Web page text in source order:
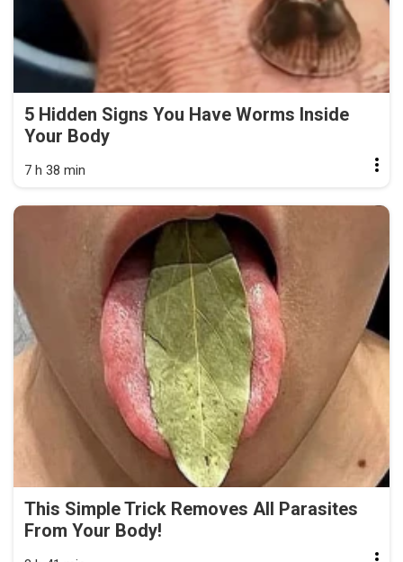
5 Hidden Signs You Have Worms Inside
Your Body
7 h 38 min
This Simple Trick Removes All Parasites
From Your Body!